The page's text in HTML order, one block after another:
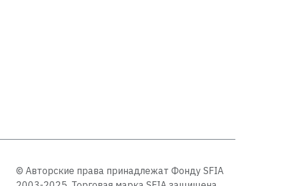
© Авторские права принадлежат Фонду SFIA